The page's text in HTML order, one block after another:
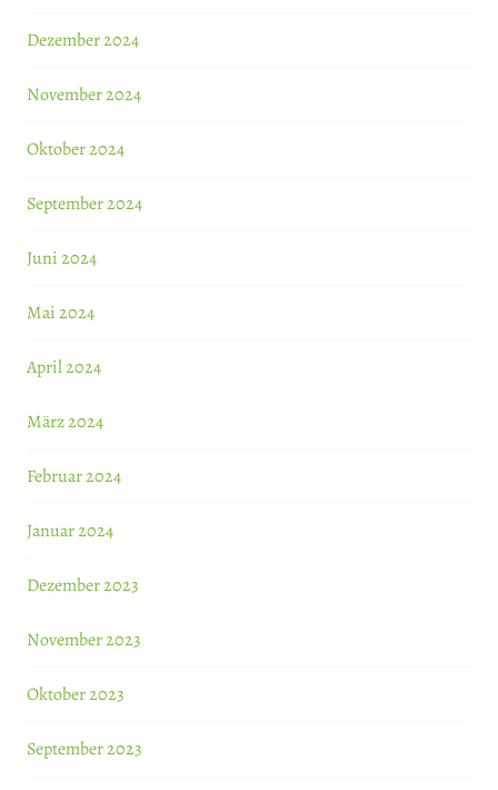
Dezember 2024
November 2024
Oktober 2024
September 2024
Juni 2024
Mai 2024
April 2024
März 2024
Februar 2024
Januar 2024
Dezember 2023
November 2023
Oktober 2023
September 2023